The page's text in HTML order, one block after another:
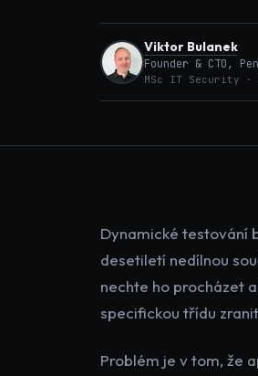
Viktor Bulanek
Founder & CTO,
MSc IT Security
Dynamické testování
desetiletí nedílnou
nechte ho procházet
specifickou třídu
Problém je v tom, že